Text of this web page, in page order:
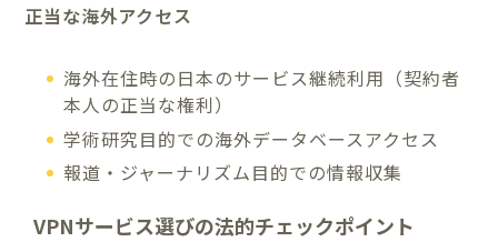
正当な海外アクセス
海外在住時の日本のサービス継続利用（契約者
本人の正当な権利）
学術研究目的での海外データベースアクセス
報道・ジャーナリズム目的での情報収集
VPNサービス選びの法的チェックポイント